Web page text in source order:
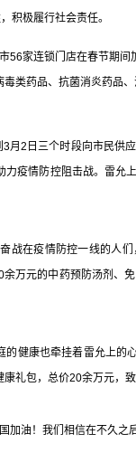
积极履行社会责任。
家连锁门店在春节期间
类药品、抗菌消炎药品
2日三个时段向市民供应
疫情防控阻击战。雷允
在疫情防控一线的人
万元的中药预防汤剂、
健康也牵挂着雷允上的
礼包，总价20余万元，致
油！我们相信在不久之后